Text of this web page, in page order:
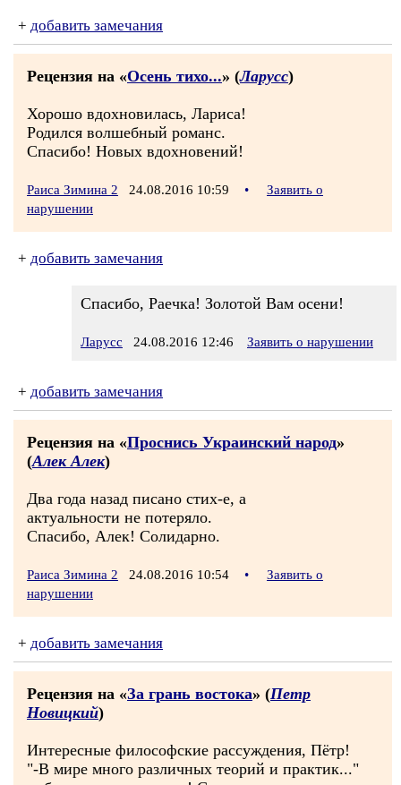
+ добавить замечания
Рецензия на «Осень тихо...» (Ларусс)
Хорошо вдохновилась, Лариса!
Родился волшебный романс.
Спасибо! Новых вдохновений!
Раиса Зимина 2 24.08.2016 10:59 •
Заявить о
нарушении
+ добавить замечания
Спасибо, Раечка! Золотой Вам осени!
Ларусс 24.08.2016 12:46 Заявить о нарушении
+ добавить замечания
Рецензия на «Проснись Украинский народ»
(Алек Алек)
Два года назад писано стих-е, а
актуальности не потеряло.
Спасибо, Алек! Солидарно.
Раиса Зимина 2 24.08.2016 10:54 •
Заявить о
нарушении
+ добавить замечания
Рецензия на «За грань востока» (Петр
Новицкий)
Интересные философские рассуждения, Пётр!
"-В мире много различных теорий и практик..."